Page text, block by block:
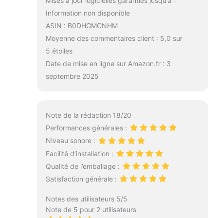
Information non disponible
ASIN : B0DHGMCNHM
Moyenne des commentaires client : 5,0 sur
5 étoiles
Date de mise en ligne sur Amazon.fr : 3
septembre 2025
Note de la rédaction 18/20
Performances générales :
Niveau sonore :
Facilité d’installation :
Qualité de l’emballage :
Satisfaction générale :
Notes des utilisateurs 5/5
Note de 5 pour 2 utilisateurs